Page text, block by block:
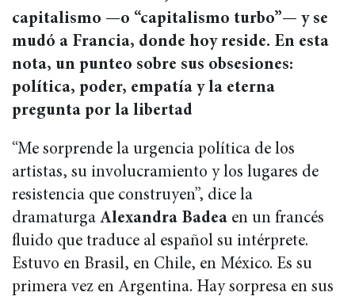
capitalismo —o “capitalismo turbo”— y se
mudó a Francia, donde hoy reside. En esta
nota, un punteo sobre sus obsesiones:
política, poder, empatía y la eterna
pregunta por la libertad
“Me sorprende la urgencia política de los
artistas, su involucramiento y los lugares de
resistencia que construyen”, dice la
dramaturga Alexandra Badea en un francés
fluido que traduce al español su intérprete.
Estuvo en Brasil, en Chile, en México. Es su
primera vez en Argentina. Hay sorpresa en sus